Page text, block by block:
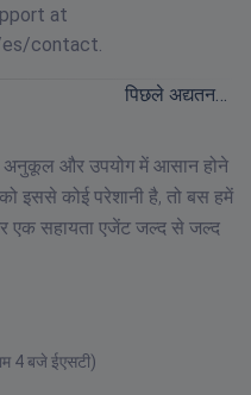
at
contact.
पिछले अद्यतन…
के अनुकूल और उपयोग में आसान होने
इससे कोई परेशानी है, तो बस हमें
एक सहायता एजेंट जल्द से जल्द
4 बजे ईएसटी)